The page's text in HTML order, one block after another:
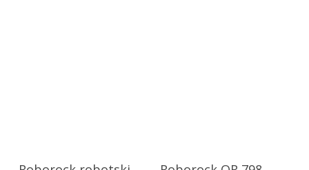
Dodaj U Košaricu Dodaj U Košaricu